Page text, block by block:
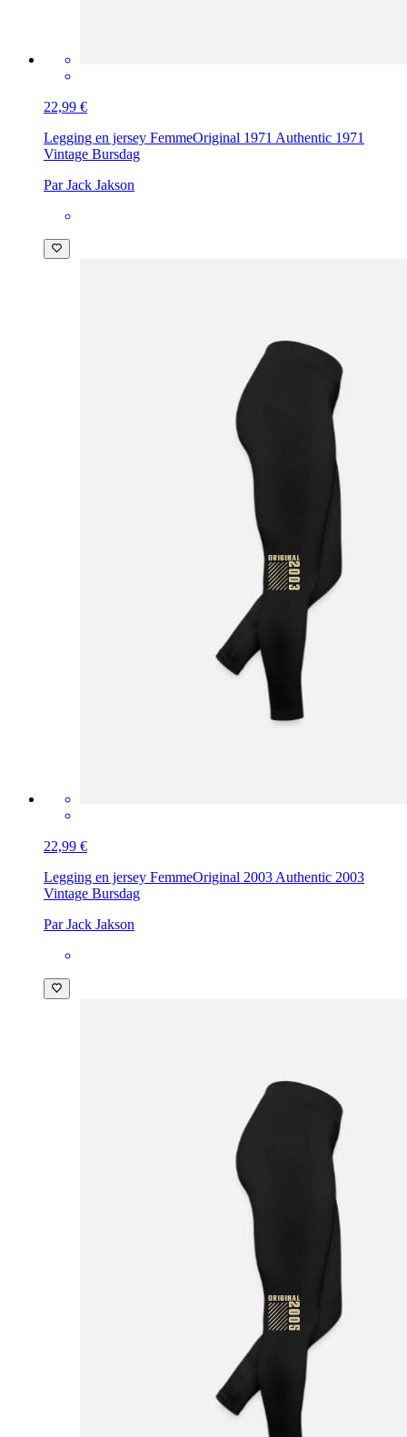
22,99 €
Legging en jersey FemmeOriginal 1971 Authentic 1971
Vintage Bursdag
Par Jack Jakson
22,99 €
Legging en jersey FemmeOriginal 2003 Authentic 2003
Vintage Bursdag
Par Jack Jakson